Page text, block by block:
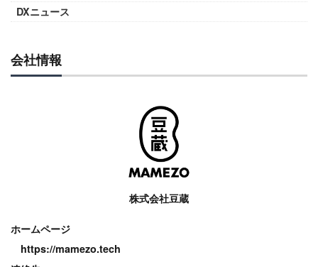
DXニュース
会社情報
株式会社豆蔵
ホームページ
https://mamezo.tech